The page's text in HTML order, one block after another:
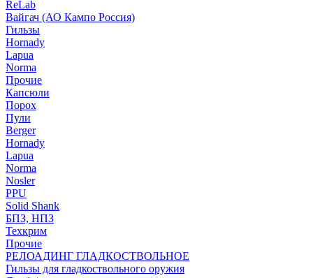
ReLab
Вайгач (АО Кампо Россия)
Гильзы
Hornady
Lapua
Norma
Прочие
Капсюли
Порох
Пули
Berger
Hornady
Lapua
Norma
Nosler
PPU
Solid Shank
БПЗ, НПЗ
Техкрим
Прочие
РЕЛОАДИНГ ГЛАДКОСТВОЛЬНОЕ
Гильзы для гладкоствольного оружия